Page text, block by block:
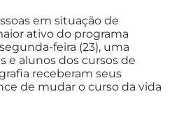
em situação de
ativo do programa
feira (23), uma
e alunos dos cursos de
receberam seus
de mudar o curso da vida